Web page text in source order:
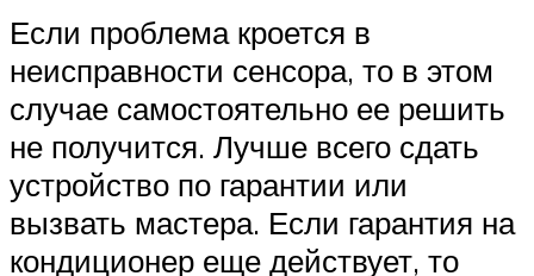
Если проблема кроется в
неисправности сенсора, то в этом
случае самостоятельно ее решить
не получится. Лучше всего сдать
устройство по гарантии или
вызвать мастера. Если гарантия на
кондиционер еще действует, то